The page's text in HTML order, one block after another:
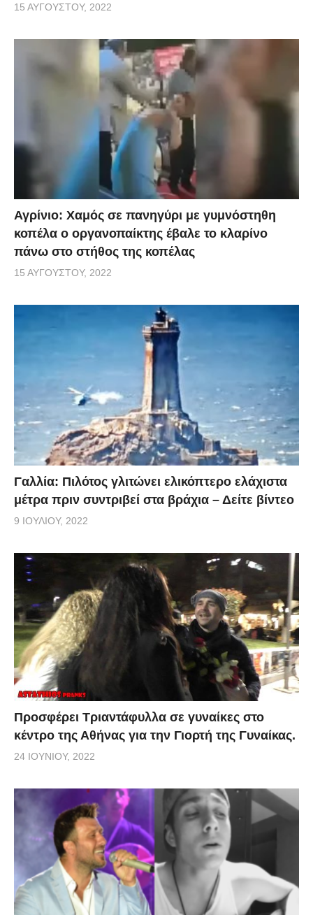
15 ΑΥΓΟΎΣΤΟΥ, 2022
Αγρίνιο: Χαμός σε πανηγύρι με γυμνόστηθη
κοπέλα ο οργανοπαίκτης έβαλε το κλαρίνο
πάνω στο στήθος της κοπέλας
15 ΑΥΓΟΎΣΤΟΥ, 2022
Γαλλία: Πιλότος γλιτώνει ελικόπτερο ελάχιστα
μέτρα πριν συντριβεί στα βράχια – Δείτε βίντεο
9 ΙΟΥΛΊΟΥ, 2022
Προσφέρει Τριαντάφυλλα σε γυναίκες στο
κέντρο της Αθήνας για την Γιορτή της Γυναίκας.
24 ΙΟΥΝΊΟΥ, 2022